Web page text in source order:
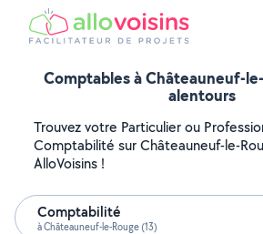
Comptables à Châteauneuf-
alentours
Trouvez votre Particulier ou
Comptabilité sur Châteauneuf-le-
AlloVoisins !
Comptabilité
à Châteauneuf-le-Rouge (13)